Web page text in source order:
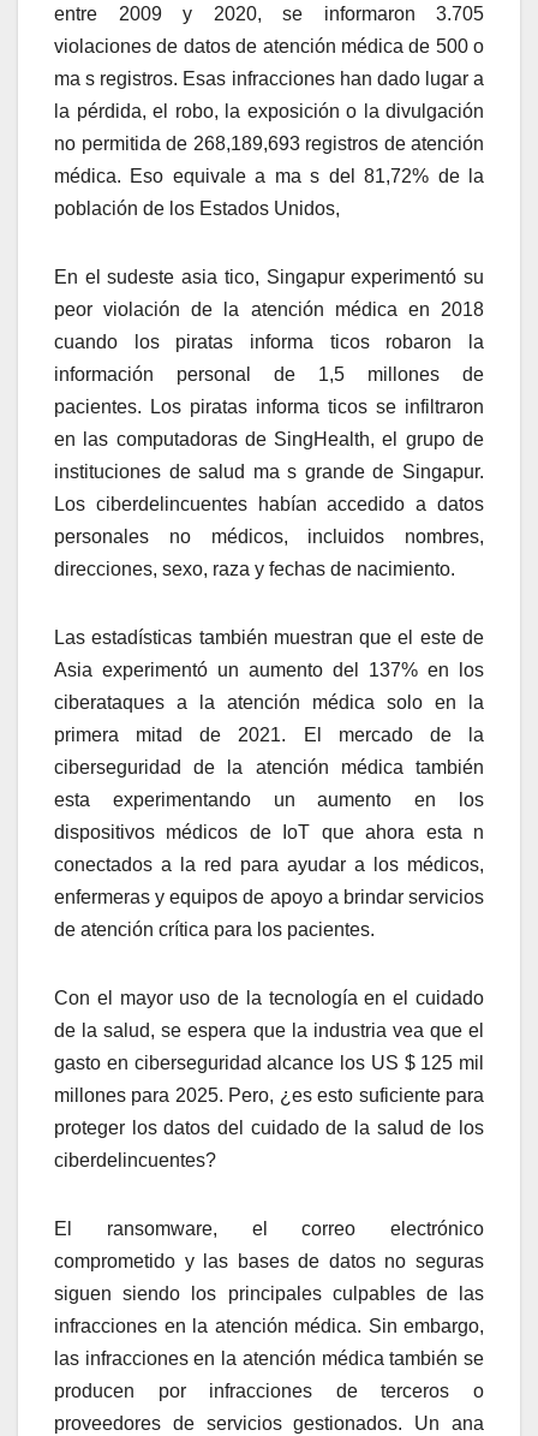
entre 2009 y 2020, se informaron 3.705
violaciones de datos de atención médica de 500 o
ma s registros. Esas infracciones han dado lugar a
la pérdida, el robo, la exposición o la divulgación
no permitida de 268,189,693 registros de atención
médica. Eso equivale a ma s del 81,72% de la
población de los Estados Unidos,
En el sudeste asia tico, Singapur experimentó su
peor violación de la atención médica en 2018
cuando los piratas informa ticos robaron la
información personal de 1,5 millones de
pacientes. Los piratas informa ticos se infiltraron
en las computadoras de SingHealth, el grupo de
instituciones de salud ma s grande de Singapur.
Los ciberdelincuentes habían accedido a datos
personales no médicos, incluidos nombres,
direcciones, sexo, raza y fechas de nacimiento.
Las estadísticas también muestran que el este de
Asia experimentó un aumento del 137% en los
ciberataques a la atención médica solo en la
primera mitad de 2021. El mercado de la
ciberseguridad de la atención médica también
esta experimentando un aumento en los
dispositivos médicos de IoT que ahora esta n
conectados a la red para ayudar a los médicos,
enfermeras y equipos de apoyo a brindar servicios
de atención crítica para los pacientes.
Con el mayor uso de la tecnología en el cuidado
de la salud, se espera que la industria vea que el
gasto en ciberseguridad alcance los US $ 125 mil
millones para 2025. Pero, ¿es esto suficiente para
proteger los datos del cuidado de la salud de los
ciberdelincuentes?
El ransomware, el correo electrónico
comprometido y las bases de datos no seguras
siguen siendo los principales culpables de las
infracciones en la atención médica. Sin embargo,
las infracciones en la atención médica también se
producen por infracciones de terceros o
proveedores de servicios gestionados. Un ana